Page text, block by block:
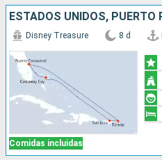
Comidas incluidas
Disney Treasure 8 d